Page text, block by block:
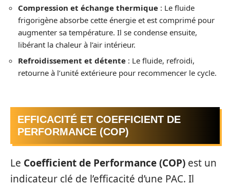
Compression et échange thermique : Le fluide
frigorigène absorbe cette énergie et est comprimé pour
augmenter sa température. Il se condense ensuite,
libérant la chaleur à l’air intérieur.
Refroidissement et détente : Le fluide, refroidi,
retourne à l’unité extérieure pour recommencer le cycle.
EFFICACITÉ ET COEFFICIENT DE
PERFORMANCE (COP)
Le Coefficient de Performance (COP) est un
indicateur clé de l’efficacité d’une PAC. Il